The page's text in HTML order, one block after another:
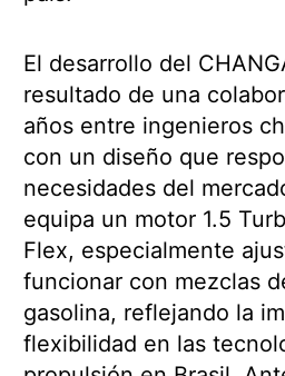
El desarrollo del
resultado de una
años entre ingenieros
con un diseño que
necesidades del
equipa un motor 1.5
Flex, especialmente
funcionar con mezclas
gasolina, reflejando la
flexibilidad en las